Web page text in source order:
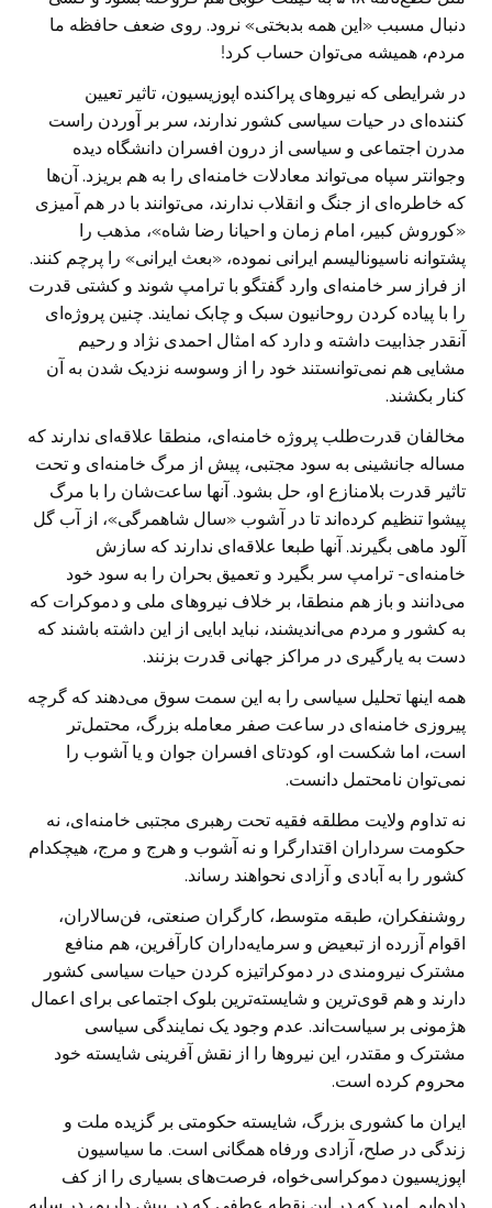
دنبال مسبب «این ‏همه بدبختی» نرود. روی ضعف حافظه ما
مردم، همیشه می‌توان حساب کرد!
در شرایطی که نیروهای پراکنده اپوزیسیون، تاثیر تعیین
کننده‌ای در حیات سیاسی ‏کشور ندارند، سر بر آوردن راست
مدرن اجتماعی و سیاسی از درون افسران ‏دانشگاه دیده
وجوانتر سپاه می‌تواند معادلات خامنه‌ای را به هم بریزد. آن‌ها
که ‏خاطره‌ای از جنگ و انقلاب ندارند، می‌توانند با در هم آمیزی
«کوروش کبیر، ‏امام زمان و احیانا رضا شاه»، مذهب را
پشتوانه ناسیونالیسم ایرانی نموده، «بعث ‏ایرانی» را پرچم کنند.
از فراز سر خامنه‌ای وارد گفتگو با ترامپ شوند و کشتی ‏قدرت
را با پیاده کردن روحانیون سبک و چابک نمایند. چنین پروژه‌ای
آنقدر ‏جذابیت داشته و دارد که امثال احمدی نژاد و رحیم
مشایی هم نمی‌توانستند خود را ‏از وسوسه نزدیک شدن به آن
کنار بکشند.
مخالفان قدرت‌طلب پروژه خامنه‌ای، منطقا علاقه‌ای ندارند که
مساله جانشینی به ‏سود مجتبی، پیش از مرگ خامنه‌ای و تحت
تاثیر قدرت بلامنازع او، حل بشود. ‏آنها ساعت‌شان را با مرگ
پیشوا تنظیم کرده‌اند تا در آشوب «سال شاهمرگی»، از ‏آب گل
آلود ماهی بگیرند. آنها طبعا علاقه‌ای ندارند که سازش
خامنه‌ای- ترامپ ‏سر بگیرد و تعمیق بحران را به سود خود
می‌دانند و باز هم منطقا، بر خلاف نیرو‌های ملی و دموکرات که
به کشور و مردم می‌اندیشند، نباید ابایی از این داشته باشند ‏که
دست به یارگیری در مراکز جهانی قدرت بزنند.
همه اینها تحلیل سیاسی را به این سمت سوق می‌دهند که گرچه
پیروزی خامنه‌ای ‏در ساعت صفر معامله بزرگ، محتمل‌تر
است، اما شکست او، کودتای افسران ‏جوان و یا آشوب را
نمی‌توان نامحتمل دانست.
نه تداوم ولایت مطلقه فقیه تحت رهبری مجتبی خامنه‌ای، نه
حکومت سرداران ‏اقتدارگرا و نه آشوب و هرج و مرج، هیچکدام
کشور را به آبادی و آزادی نحواهند ‏رساند.
روشنفکران، طبقه متوسط، کارگران صنعتی، فن‌سالاران،
اقوام آزرده از تبعیض ‏و سرمایه‌داران کارآفرین، هم منافع
مشترک نیرومندی در دموکراتیزه کردن حیات ‏سیاسی کشور
دارند و هم قوی‌ترین و شایسته‌ترین بلوک اجتماعی برای اعمال
‏هژمونی بر سیاست‌اند. عدم وجود یک نمایندگی سیاسی
مشترک و مقتدر، این نیرو‌ها را از نقش آفرینی شایسته خود
محروم کرده است.
ایران ما کشوری بزرگ، شایسته حکومتی بر گزیده ملت و
زندگی در صلح، آزادی ‏ورفاه همگانی است. ما سیاسیون
اپوزیسیون دموکراسی‌خواه، فرصت‌های بسیاری ‏را از کف